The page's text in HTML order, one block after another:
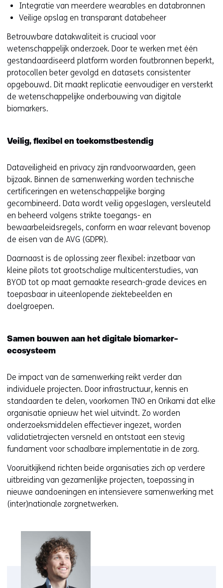
Integratie van meerdere wearables en databronnen
Veilige opslag en transparant databeheer
Betrouwbare datakwaliteit is cruciaal voor
wetenschappelijk onderzoek. Door te werken met één
gestandaardiseerd platform worden foutbronnen beperkt,
protocollen beter gevolgd en datasets consistenter
opgebouwd. Dit maakt replicatie eenvoudiger en versterkt
de wetenschappelijke onderbouwing van digitale
biomarkers.
Veilig, flexibel en toekomstbestendig
Dataveiligheid en privacy zijn randvoorwaarden, geen
bijzaak. Binnen de samenwerking worden technische
certificeringen en wetenschappelijke borging
gecombineerd. Data wordt veilig opgeslagen, versleuteld
en beheerd volgens strikte toegangs- en
bewaarbeleidsregels, conform en waar relevant bovenop
de eisen van de AVG (GDPR).
Daarnaast is de oplossing zeer flexibel: inzetbaar van
kleine pilots tot grootschalige multicenterstudies, van
BYOD tot op maat gemaakte research-grade devices en
toepasbaar in uiteenlopende ziektebeelden en
doelgroepen.
Samen bouwen aan het digitale biomarker-
ecosysteem
De impact van de samenwerking reikt verder dan
individuele projecten. Door infrastructuur, kennis en
standaarden te delen, voorkomen TNO en Orikami dat elke
organisatie opnieuw het wiel uitvindt. Zo worden
onderzoeksmiddelen effectiever ingezet, worden
validatietrajecten versneld en ontstaat een stevig
fundament voor schaalbare implementatie in de zorg.
Vooruitkijkend richten beide organisaties zich op verdere
uitbreiding van gezamenlijke projecten, toepassing in
nieuwe aandoeningen en intensievere samenwerking met
(inter)nationale zorgnetwerken.